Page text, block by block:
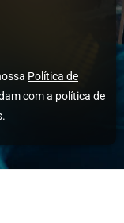
Política de
com a política de